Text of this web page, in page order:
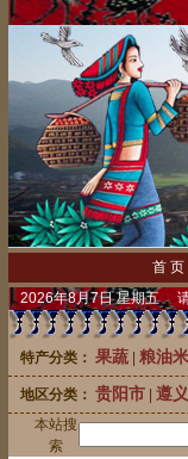
首 页
2026年8月7日 星期五
特产分类： 果蔬 粮油
地区分类： 贵阳市 遵
本站搜
索